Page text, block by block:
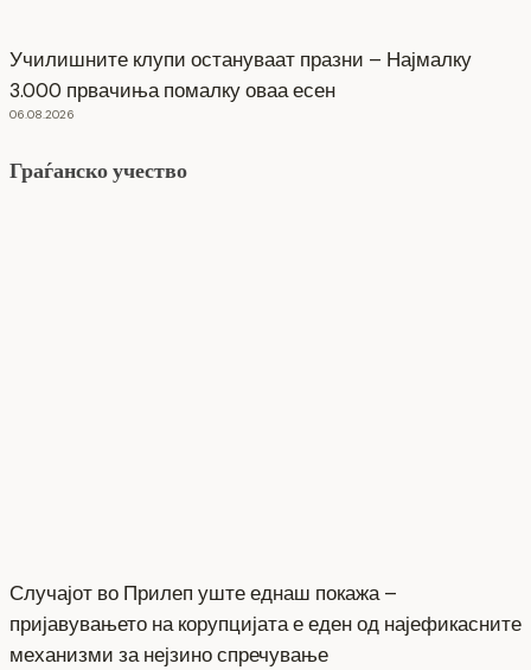
Училишните клупи остануваат празни – Најмалку
3.000 првачиња помалку оваа есен
06.08.2026
Граѓанско учество
Случајот во Прилеп уште еднаш покажа –
пријавувањето на корупцијата е еден од најефикасните
механизми за нејзино спречување